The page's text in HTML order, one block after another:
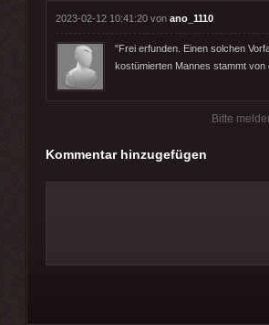
2023-02-12 10:41:20 von ano_1110
"Frei erfunden. Einen solchen
kostümierten Mannes stammt
Bitte
Kommentar hinzugefügen